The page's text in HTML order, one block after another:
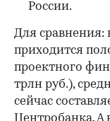
России.
Для сравнения:
приходится
проектного
трлн руб.),
сейчас